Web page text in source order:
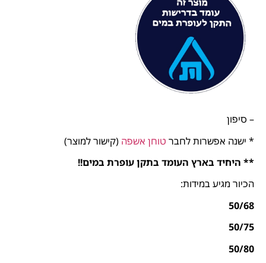
– סיפון
* ישנה אפשרות לחבר טוחן אשפה (קישור למוצר)
** היחיד בארץ העומד בתקן עופרת במים!!
הכיור מגיע במידות:
50/68
50/75
50/80